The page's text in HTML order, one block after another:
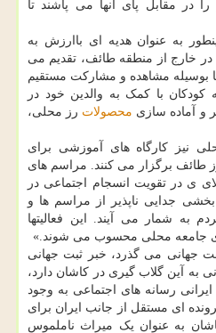
در مقابل پای آنها می پاشند تا
به عنوان هدیه ای باارزش به
در خارج از منطقه طائف، تقدیم می
بوسیله مشاهده و مشارکت مستقیم
با کمک به والدین خود در
و آماده سازی محصولات رز محلی،
نیز کارگاه های آموزشی برای
برگزار می کنند. مراسم های
ی در تقویت انسجام اجتماعی در
بخشی جدایی ناپذیر از مراسم ها و
به شمار می آیند. این فعالیتها
جامعه محلی محسوب می شوند.»
جهانی می گذرد، خبر ثبت جهانی
به آین گلاب گیری در کاشان دارد،
ایرانی رسانه های اجتماعی به وجود
ای مستقل از جانب ایران برای
به عنوان یک میراث ناملموس